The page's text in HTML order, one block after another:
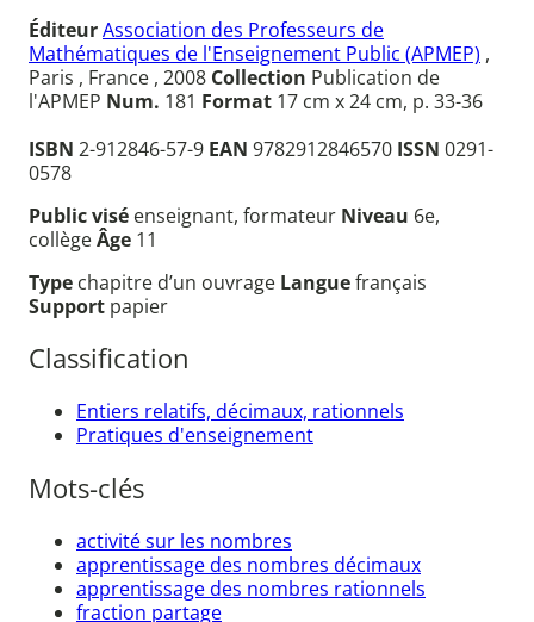
ÉditeurAssociation des Professeurs de
Mathématiques de l'Enseignement Public (APMEP) ,
Paris , France , 2008 Collection Publication de
l'APMEP Num. 181 Format 17 cm x 24 cm, p. 33-36
ISBN 2-912846-57-9 EAN 9782912846570 ISSN 0291-
0578
Public visé enseignant, formateur Niveau 6e,
collègeÂge 11
Type chapitre d’un ouvrage Languefrançais
Support papier
Classification
Entiers relatifs, décimaux, rationnels
Pratiques d'enseignement
Mots-clés
activité sur les nombres
apprentissage des nombres décimaux
apprentissage des nombres rationnels
fraction partage